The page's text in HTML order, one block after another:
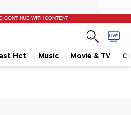
CONTINUE WITH CONTENT
Hot Music Movie & TV